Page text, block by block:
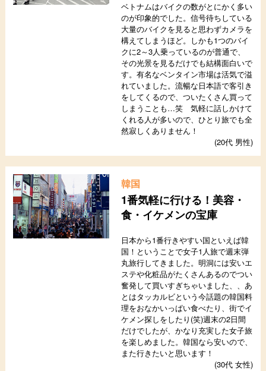
ベトナムはバイクの数がとにかく多い
のが印象的でした。信号待ちしている
大量のバイクを見ると思わずカメラを
構えてしまうほど。しかも1つのバイ
クに2～3人乗っているのが普通で、
その光景を見るだけでも結構面白いで
す。有名なベンタイン市場は活気で溢
れていました。流暢な日本語で客引き
をしてくるので、ついたくさん買って
しまうことも…笑 気軽に話しかけて
くれる人が多いので、ひとり旅でも全
然寂しくありません！
(20代 男性)
韓国
1番気軽に行ける！美容・
食・イケメンの宝庫
日本から1番行きやすい国といえば韓
国！ということで女子1人旅で週末弾
丸旅行してきました。明洞には安いエ
ステや化粧品がたくさんあるのでつい
奮発して買いすぎちゃいました、、あ
とはタッカルビという今話題の韓国料
理をおなかいっぱい食べたり、街でイ
ケメン探しをしたり(笑)週末の2日間
だけでしたが、かなり充実した女子旅
を楽しめました。韓国なら安いので、
また行きたいと思います！
(30代 女性)